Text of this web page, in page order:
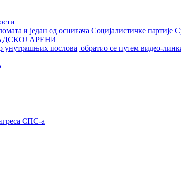
и један од оснивача Социјалистичке партије
АРЕНИ
послова, обратио се путем видео-
СПС-а